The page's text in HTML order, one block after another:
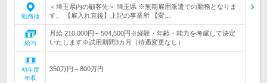
勤務地
＜埼玉県内の顧客先＞ 埼玉県 ※無期雇用派遣での勤務となりま
す。 【雇入れ直後】上記の事業所 【変…
給与
月給 210,000円～504,500円※経験・年齢・能力を考慮して決定
いたします※試用期間3カ月（待遇変更なし）
初年度
年収
350万円～800万円